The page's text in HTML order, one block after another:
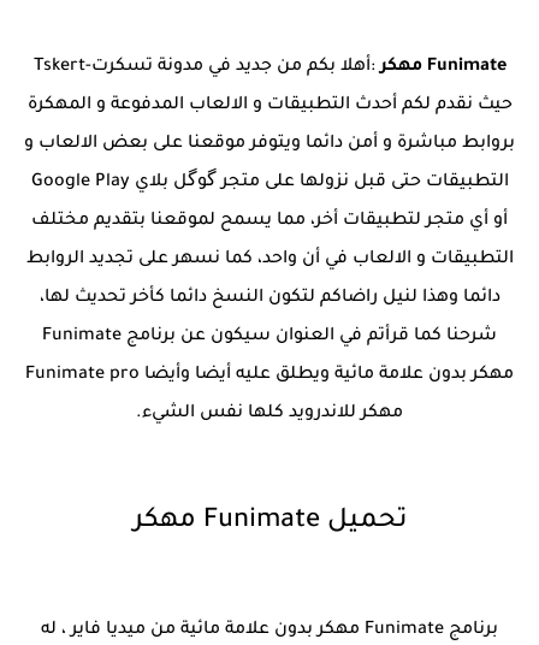
Funimate مهكر
:أهلا بكم من جديد في مدونة تسكرت-Tskert
حيث نقدم لكم أحدث التطبيقات و الالعاب المدفوعة و المهكرة
بروابط مباشرة و أمن دائما ويتوفر موقعنا على بعض الالعاب و
التطبيقات حتى قبل نزولها على متجر گوگل بلاي Google Play
أو أي متجر لتطبيقات أخر، مما يسمح لموقعنا بتقديم مختلف
التطبيقات و الالعاب في أن واحد، كما نسهر على تجديد الروابط
دائما وهذا لنيل راضاكم لتكون النسخ دائما كأخر تحديث لها،
شرحنا كما قرأتم في العنوان سيكون عن برنامج Funimate
مهكر بدون علامة مائية ويطلق عليه أيضا وأيضا Funimate pro
مهكر للاندرويد كلها نفس الشيء.
تحميل Funimate مهكر
برنامج Funimate مهكر بدون علامة مائية من ميديا فاير ، له